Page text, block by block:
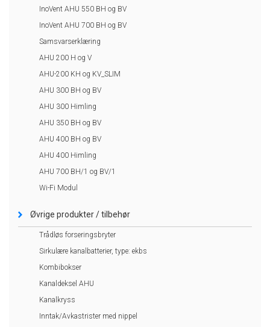
InoVent AHU 550 BH og BV
InoVent AHU 700 BH og BV
Samsvarserklæring
AHU 200 H og V
AHU-200 KH og KV_SLIM
AHU 300 BH og BV
AHU 300 Himling
AHU 350 BH og BV
AHU 400 BH og BV
AHU 400 Himling
AHU 700 BH/1 og BV/1
Wi-Fi Modul
Øvrige produkter / tilbehør
Trådløs forseringsbryter
Sirkulære kanalbatterier, type: ekbs
Kombibokser
Kanaldeksel AHU
Kanalkryss
Inntak/Avkastrister med nippel